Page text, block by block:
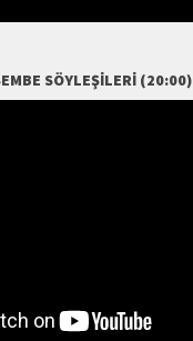
SÖYLEŞILERI (20:00)